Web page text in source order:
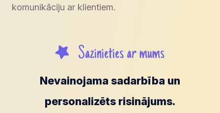
komunikāciju ar klientiem.
Sazinieties ar mums
Nevainojama sadarbība un
personalizēts risinājums.